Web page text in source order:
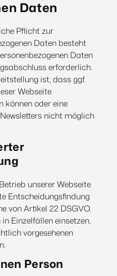
Daten
Pflicht zur
Daten besteht
Daten
erforderlich.
ist, dass ggf.
Webseite
können oder eine
nicht möglich
unserer Webseite
Entscheidungsfindung
von Artikel 22 DSGVO.
Einzelfällen einsetzen,
vorgesehenen
Person